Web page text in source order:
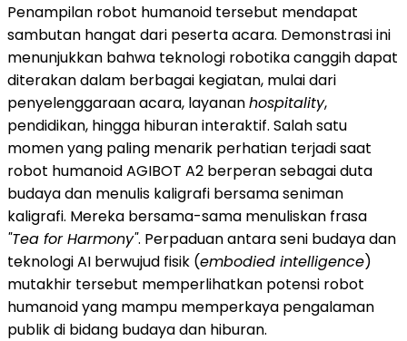
Penampilan robot humanoid tersebut mendapat
sambutan hangat dari peserta acara. Demonstrasi ini
menunjukkan bahwa teknologi robotika canggih dapat
diterakan dalam berbagai kegiatan, mulai dari
penyelenggaraan acara, layananhospitality,
pendidikan, hingga hiburan interaktif. Salah satu
momen yang paling menarik perhatian terjadi saat
robot humanoid AGIBOT A2 berperan sebagai duta
budaya dan menulis kaligrafi bersama seniman
kaligrafi. Mereka bersama-sama menuliskan frasa
"Tea for Harmony". Perpaduan antara seni budaya dan
teknologi AI berwujud fisik (embodied intelligence)
mutakhir tersebut memperlihatkan potensi robot
humanoid yang mampu memperkaya pengalaman
publik di bidang budaya dan hiburan.